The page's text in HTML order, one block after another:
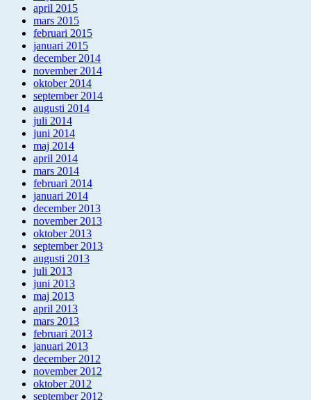
april 2015
mars 2015
februari 2015
januari 2015
december 2014
november 2014
oktober 2014
september 2014
augusti 2014
juli 2014
juni 2014
maj 2014
april 2014
mars 2014
februari 2014
januari 2014
december 2013
november 2013
oktober 2013
september 2013
augusti 2013
juli 2013
juni 2013
maj 2013
april 2013
mars 2013
februari 2013
januari 2013
december 2012
november 2012
oktober 2012
september 2012